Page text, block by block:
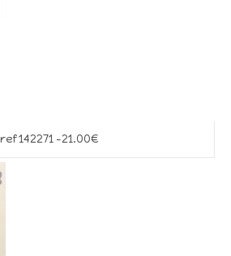
ref 142271 -21.00€